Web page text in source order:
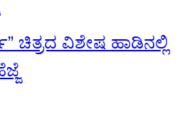
ಚಿತ್ರದ ವಿಶೇಷ ಹಾಡಿನಲ್ಲಿ